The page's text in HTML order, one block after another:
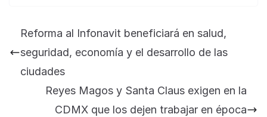
Reforma al Infonavit beneficiará en salud,
seguridad, economía y el desarrollo de las
ciudades
Reyes Magos y Santa Claus exigen en la
CDMX que los dejen trabajar en época